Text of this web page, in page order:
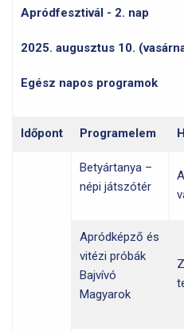
Apródfesztivál - 2. nap
2025. augusztus 10.
Egész napos programok
Időpont Programelem
Betyártanya –
népi játszótér
Apródképző és
vitézi próbák
Bajvívó
Magyarok